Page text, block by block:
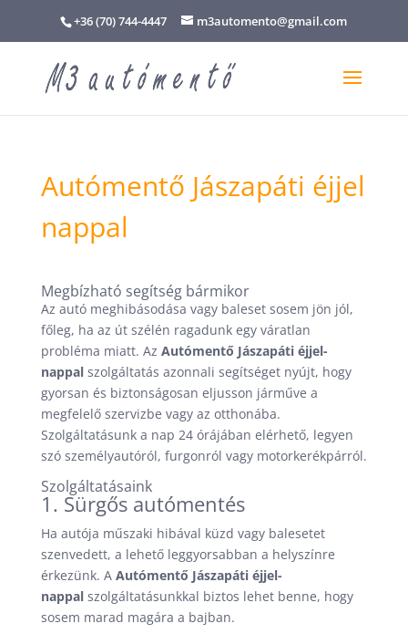
+36 (70) 744-4447 m3automento@gmail.com
Autómentő Jászapáti éjjel
nappal
Megbízható segítség bármikor
Az autó meghibásodása vagy baleset sosem jön jól,
főleg, ha az út szélén ragadunk egy váratlan
probléma miatt. Az Autómentő Jászapáti éjjel-
nappalszolgáltatás azonnali segítséget nyújt, hogy
gyorsan és biztonságosan eljusson járműve a
megfelelő szervizbe vagy az otthonába.
Szolgáltatásunk a nap 24 órájában elérhető, legyen
szó személyautóról, furgonról vagy motorkerékpárról.
Szolgáltatásaink
1. Sürgős autómentés
Ha autója műszaki hibával küzd vagy balesetet
szenvedett, a lehető leggyorsabban a helyszínre
érkezünk. A Autómentő Jászapáti éjjel-
nappalszolgáltatásunkkal biztos lehet benne, hogy
sosem marad magára a bajban.